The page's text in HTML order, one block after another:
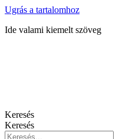
Ugrás a tartalomhoz
Ide valami kiemelt szöveg
Keresés
Keresés